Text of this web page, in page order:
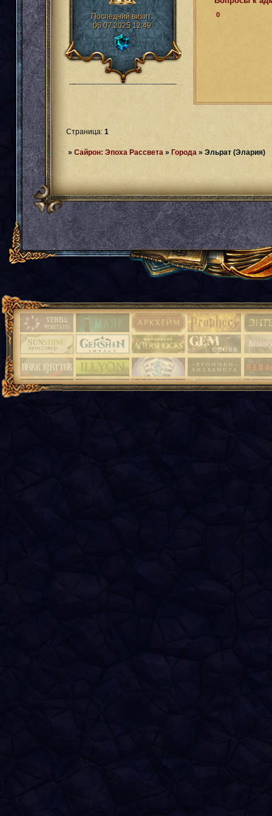
Последний визит:
06.07.2025 12:49
0
Страница: 1
» Сайрон: Эпоха Рассвета » Города » Эльрат (Элария)